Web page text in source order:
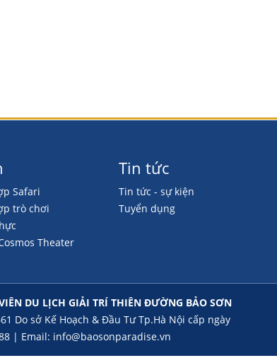
Safari
trò chơi
Theater
Tin tức
Tin tức - sự kiện
Tuyển dụng
DU LỊCH GIẢI TRÍ THIÊN ĐƯỜNG BẢO SƠN
Do sở Kế Hoạch & Đầu Tư Tp.Hà Nội cấp ngày
| Email: info@baosonparadise.vn